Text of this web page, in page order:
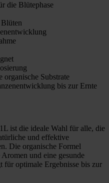
die Blütephase
organische Substrate
bis zur Ernte
ist die ideale Wahl für alle, die
und effektive
Die organische Formel
und eine gesunde
für optimale Ergebnisse bis zur